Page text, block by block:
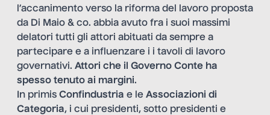
l’accanimento verso la riforma del lavoro proposta
da Di Maio & co. abbia avuto fra i suoi massimi
delatori tutti gli attori abituati da sempre a
partecipare e a influenzare i i tavoli di lavoro
governativi. Attori che il Governo Conte ha
spesso tenuto ai margini.
In primis Confindustria e le Associazioni di
Categoria, i cui presidenti, sotto presidenti e